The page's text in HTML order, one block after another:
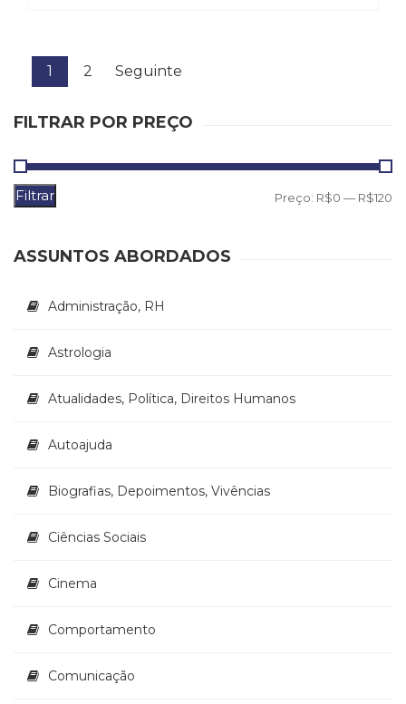
1 2 Seguinte
FILTRAR POR PREÇO
Filtrar Preço: R$0 — R$120
ASSUNTOS ABORDADOS
Administração, RH
Astrologia
Atualidades, Política, Direitos Humanos
Autoajuda
Biografias, Depoimentos, Vivências
Ciências Sociais
Cinema
Comportamento
Comunicação